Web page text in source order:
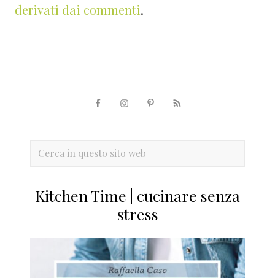
derivati dai commenti.
primaria
Cerca
sito
Kitchen Time | cucinare senza
stress